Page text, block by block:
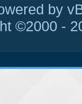
by
©2000 -